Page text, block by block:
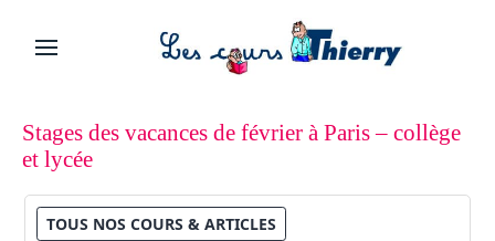
Stages des vacances de février à Paris – collège
et lycée
TOUS NOS COURS & ARTICLES